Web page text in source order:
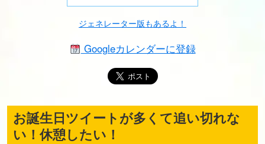
ジェネレーター版もあるよ！
Googleカレンダーに登録
お誕生日ツイートが多くて追い切れな
い！休憩したい！